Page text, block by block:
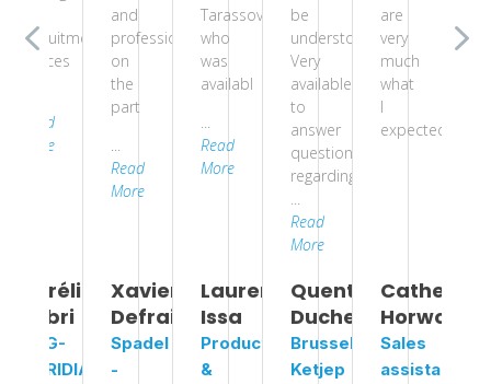
recruitment
proces
Read
More
Aurélien
Fabri
CHG-
MERIDIAN
and
professionalism
on
the
part
...
Read
More
Xavier
Defraigne
Spadel
-
Tarassov
who
was
availabl
...
Read
More
Laurent
Issa
Products
&
be
understood.
Very
available
to
answer
questions
regarding
...
Read
More
Quentin
Duchesne
Brussels
Ketjep
are
very
much
what
I
expected.
Catheline
Horwood
Sales
assistant,